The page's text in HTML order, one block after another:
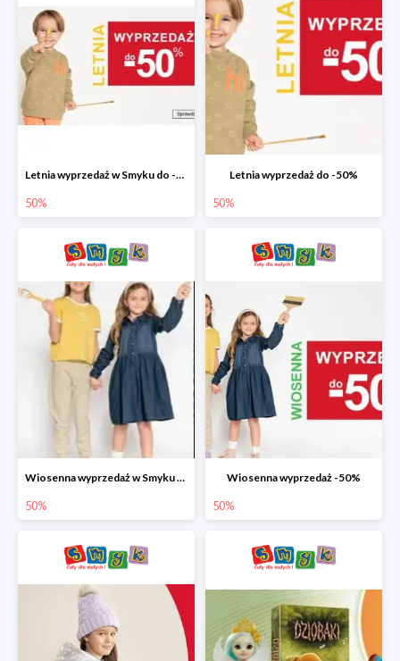
Letnia wyprzedaż w Smyku do -50%
50%
Letnia wyprzedaż do -50%
50%
Wiosenna wyprzedaż w Smyku do -50%
50%
Wiosenna wyprzedaż -50%
50%